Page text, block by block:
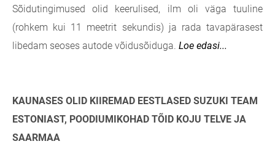
Sõidutingimused olid keerulised, ilm oli väga tuuline
(rohkem kui 11 meetrit sekundis) ja rada tavapärasest
libedam seoses autode võidusõiduga. Loe edasi...
KAUNASES OLID KIIREMAD EESTLASED SUZUKI TEAM
ESTONIAST, POODIUMIKOHAD TÕID KOJU TELVE JA
SAARMAA